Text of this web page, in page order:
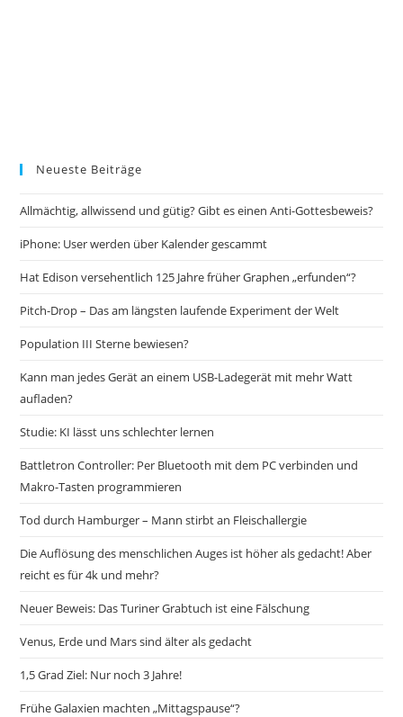
Neueste Beiträge
Allmächtig, allwissend und gütig? Gibt es einen Anti-Gottesbeweis?
iPhone: User werden über Kalender gescammt
Hat Edison versehentlich 125 Jahre früher Graphen „erfunden“?
Pitch-Drop – Das am längsten laufende Experiment der Welt
Population III Sterne bewiesen?
Kann man jedes Gerät an einem USB-Ladegerät mit mehr Watt
aufladen?
Studie: KI lässt uns schlechter lernen
Battletron Controller: Per Bluetooth mit dem PC verbinden und
Makro-Tasten programmieren
Tod durch Hamburger – Mann stirbt an Fleischallergie
Die Auflösung des menschlichen Auges ist höher als gedacht! Aber
reicht es für 4k und mehr?
Neuer Beweis: Das Turiner Grabtuch ist eine Fälschung
Venus, Erde und Mars sind älter als gedacht
1,5 Grad Ziel: Nur noch 3 Jahre!
Frühe Galaxien machten „Mittagspause“?